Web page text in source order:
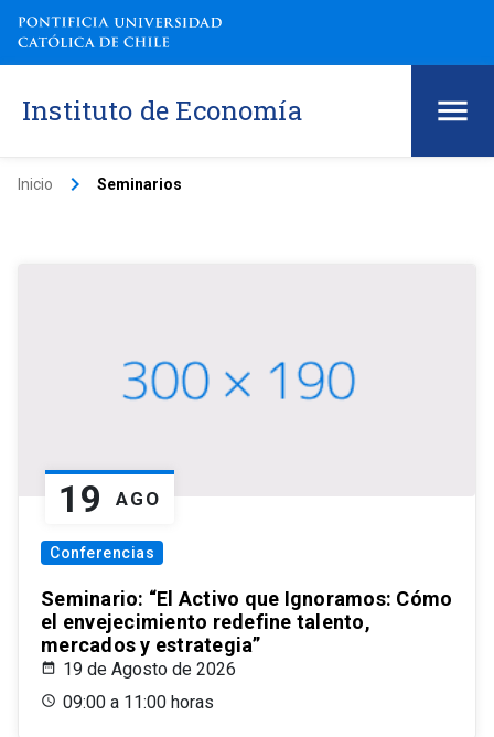
Instituto de Economía
Inicio keyboard_arrow_right Seminarios
19 AGO
Conferencias
Seminario: “El Activo que Ignoramos: Cómo
el envejecimiento redefine talento,
mercados y estrategia”
19 de Agosto de 2026
09:00 a 11:00 horas